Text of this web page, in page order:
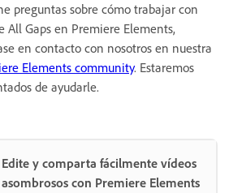
preguntas sobre cómo trabajar con
All Gaps en Premiere Elements,
en contacto con nosotros en nuestra
Elements community. Estaremos
de ayudarle.
Edite y comparta fácilmente vídeos
asombrosos con Premiere Elements